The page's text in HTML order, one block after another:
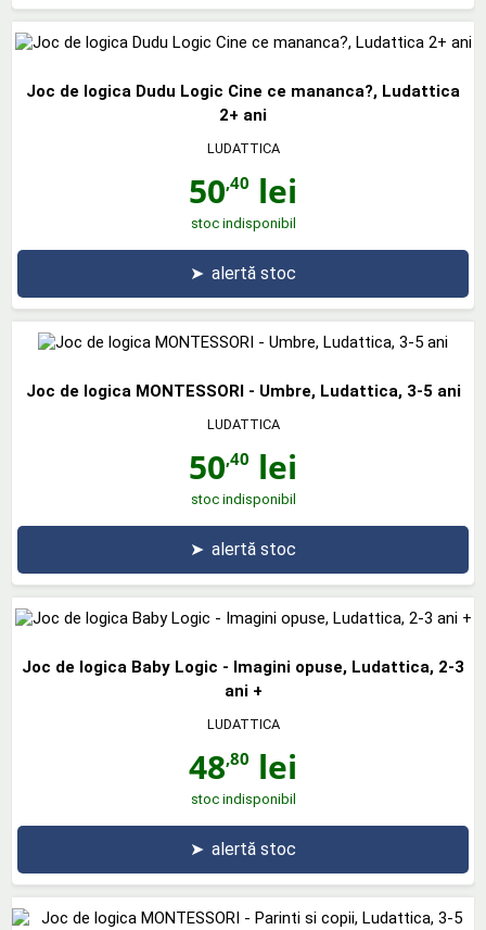
Joc de logica Dudu Logic Cine ce mananca?, Ludattica
2+ ani
LUDATTICA
50,40 lei
stoc indisponibil
➤ alertă stoc
Joc de logica MONTESSORI - Umbre, Ludattica, 3-5 ani
LUDATTICA
50,40 lei
stoc indisponibil
➤ alertă stoc
Joc de logica Baby Logic - Imagini opuse, Ludattica, 2-3
ani +
LUDATTICA
48,80 lei
stoc indisponibil
➤ alertă stoc